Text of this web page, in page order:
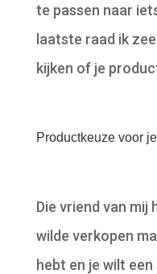
te passen naar
laatste raad ik
kijken of je
Productkeuze voor
Die vriend van mij
wilde verkopen
hebt en je wilt